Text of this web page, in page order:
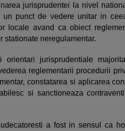
jurisprudentei la nivel
punct de vedere unitar in
locale avand ca obiect
stationate neregulamentar.
orientari jurisprudentiale
reglementarii procedurii
constatarea si aplicarea
si sanctioneaza
a fost in sensul ca